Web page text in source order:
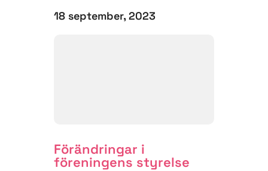
18 september, 2023
Förändringar i
föreningens styrelse